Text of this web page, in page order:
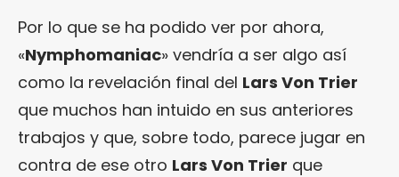
Por lo que se ha podido ver por ahora,
«Nymphomaniac» vendría a ser algo así
como la revelación final del Lars Von Trier
que muchos han intuido en sus anteriores
trabajos y que, sobre todo, parece jugar en
contra de ese otro Lars Von Trier que